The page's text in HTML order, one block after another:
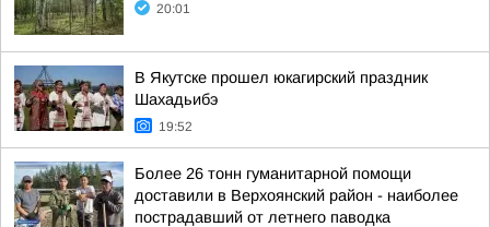
20:01
В Якутске прошел юкагирский праздник
Шахадьибэ
19:52
Более 26 тонн гуманитарной помощи
доставили в Верхоянский район - наиболее
пострадавший от летнего паводка